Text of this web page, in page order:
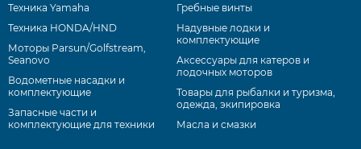
Техника Yamaha
Техника HONDA/HND
Моторы Parsun/Golfstream,
Seanovo
Водометные насадки и
комплектующие
Запасные части и
комплектующие для техники
Гребные винты
Надувные лодки и
комплектующие
Аксессуары для катеров и
лодочных моторов
Товары для рыбалки и туризма,
одежда, экипировка
Масла и смазки